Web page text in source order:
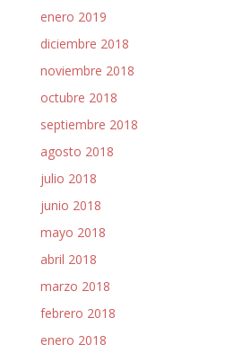
enero 2019
diciembre 2018
noviembre 2018
octubre 2018
septiembre 2018
agosto 2018
julio 2018
junio 2018
mayo 2018
abril 2018
marzo 2018
febrero 2018
enero 2018